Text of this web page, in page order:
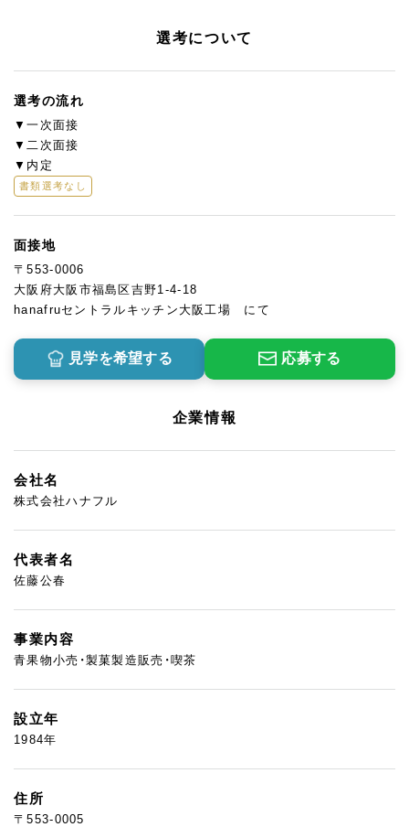
選考について
選考の流れ
▼一次面接
▼二次面接
▼内定
書類選考なし
面接地
〒553-0006
大阪府大阪市福島区吉野1-4-18
hanafruセントラルキッチン大阪工場 にて
見学を希望する 応募する
企業情報
会社名
株式会社ハナフル
代表者名
佐藤公春
事業内容
青果物小売・製菓製造販売・喫茶
設立年
1984年
住所
〒553-0005